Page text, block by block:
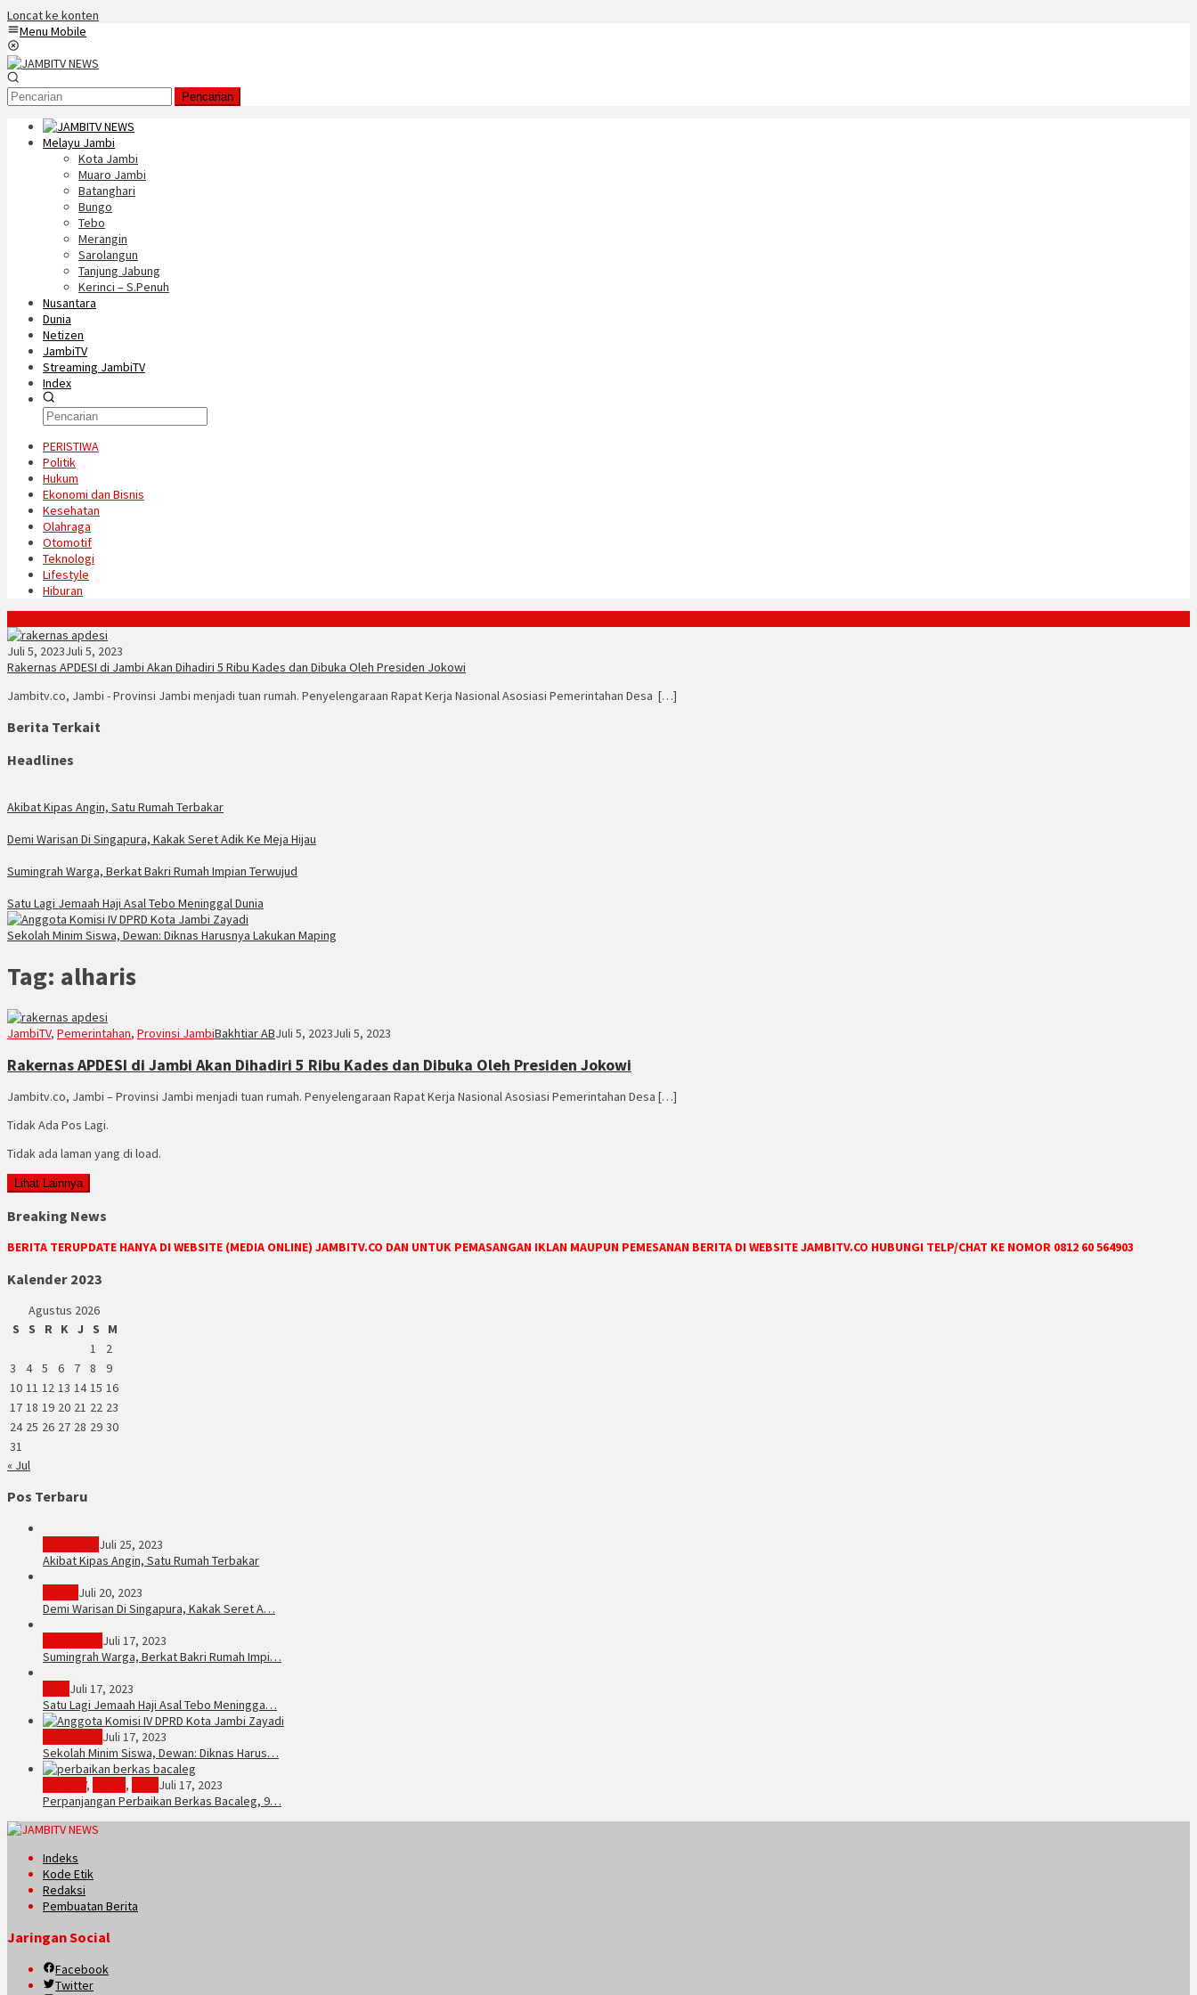
Loncat ke konten
Menu Mobile
Pencarian
Melayu Jambi
Kota Jambi
Muaro Jambi
Batanghari
Bungo
Tebo
Merangin
Sarolangun
Tanjung Jabung
Kerinci – S.Penuh
Nusantara
Dunia
Netizen
JambiTV
Streaming JambiTV
Index
PERISTIWA
Politik
Hukum
Ekonomi dan Bisnis
Kesehatan
Olahraga
Otomotif
Teknologi
Lifestyle
Hiburan
Juli 5, 2023Juli 5, 2023
Rakernas APDESI di Jambi Akan Dihadiri 5 Ribu Kades dan Dibuka Oleh Presiden Jokowi
Jambitv.co, Jambi - Provinsi Jambi menjadi tuan rumah. Penyelengaraan Rapat Kerja Nasional Asosiasi Pemerintahan Desa […]
Berita Terkait
Headlines
Akibat Kipas Angin, Satu Rumah Terbakar
Demi Warisan Di Singapura, Kakak Seret Adik Ke Meja Hijau
Sumingrah Warga, Berkat Bakri Rumah Impian Terwujud
Satu Lagi Jemaah Haji Asal Tebo Meninggal Dunia
Sekolah Minim Siswa, Dewan: Diknas Harusnya Lakukan Maping
Tag: alharis
JambiTV, Pemerintahan, Provinsi JambiBakhtiar ABJuli 5, 2023Juli 5, 2023
Rakernas APDESI di Jambi Akan Dihadiri 5 Ribu Kades dan Dibuka Oleh Presiden Jokowi
Jambitv.co, Jambi – Provinsi Jambi menjadi tuan rumah. Penyelengaraan Rapat Kerja Nasional Asosiasi Pemerintahan Desa […]
Tidak Ada Pos Lagi.
Tidak ada laman yang di load.
Lihat Lainnya
Breaking News
BERITA TERUPDATE HANYA DI WEBSITE (MEDIA ONLINE) JAMBITV.CO DAN UNTUK PEMASANGAN IKLAN MAUPUN PEMESANAN BERITA DI WEBSITE JAMBITV.CO HUBUNGI TELP/CHAT KE NOMOR 0812 60 564903
Kalender 2023
Agustus 2026
S
S R K J S
M
1
2
3
4 5 6 7 8
9
10 11 12 13 14 15 16
17 18 19 20 21 22 23
24 25 26 27 28 29 30
31
« Jul
Pos Terbaru
Juli 25, 2023
Akibat Kipas Angin, Satu Rumah Terbakar
Juli 20, 2023
Demi Warisan Di Singapura, Kakak Seret A…
Juli 17, 2023
Sumingrah Warga, Berkat Bakri Rumah Impi…
Juli 17, 2023
Satu Lagi Jemaah Haji Asal Tebo Meningga…
Juli 17, 2023
Sekolah Minim Siswa, Dewan: Diknas Harus…
, ,
Juli 17, 2023
Perpanjangan Perbaikan Berkas Bacaleg, 9…
Indeks
Kode Etik
Redaksi
Pembuatan Berita
Jaringan Social
Facebook
Twitter